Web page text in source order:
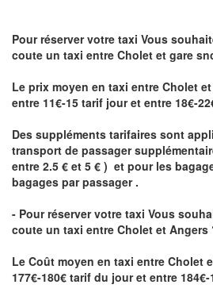
Pour réserver votre taxi Vous
coute un taxi entre Cholet et gare
Le prix moyen en taxi entre Cholet
entre 11€-15 tarif jour et entre 18€-
Des suppléments tarifaires sont
transport de passager
entre 2.5 € et 5 € ) et pour les
bagages par passager .
- Pour réserver votre taxi Vous
coute un taxi entre Cholet et Angers
Le Coût moyen en taxi entre Cholet
177€-180€ tarif du jour et entre